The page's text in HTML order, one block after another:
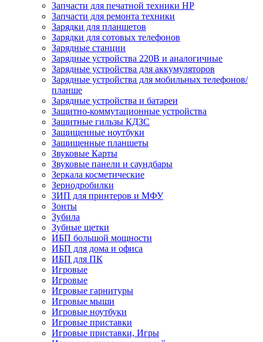
Запчасти для печатной техники HP
Запчасти для ремонта техники
Зарядки для планшетов
Зарядки для сотовых телефонов
Зарядные станции
Зарядные устройства 220В и аналогичные
Зарядные устройства для аккумуляторов
Зарядные устройства для мобильных телефонов/
планше
Зарядные устройства и батареи
Защитно-коммутационные устройства
Защитные гильзы КДЗС
Защищенные ноутбуки
Защищенные планшеты
Звуковые Карты
Звуковые панели и саундбары
Зеркала косметические
Зернодробилки
ЗИП для принтеров и МФУ
Зонты
Зубила
Зубные щетки
ИБП большой мощности
ИБП для дома и офиса
ИБП для ПК
Игровые
Игровые
Игровые гарнитуры
Игровые мыши
Игровые ноутбуки
Игровые приставки
Игровые приставки, Игры